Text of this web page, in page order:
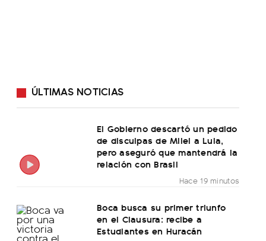
ÚLTIMAS NOTICIAS
El Gobierno descartó un pedido
de disculpas de Milei a Lula,
pero aseguró que mantendrá la
relación con Brasil
Hace 19 minutos
Boca busca su primer triunfo
en el Clausura: recibe a
Estudiantes en Huracán